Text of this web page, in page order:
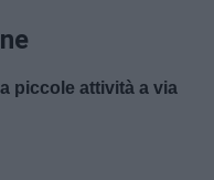
piccole attività a via